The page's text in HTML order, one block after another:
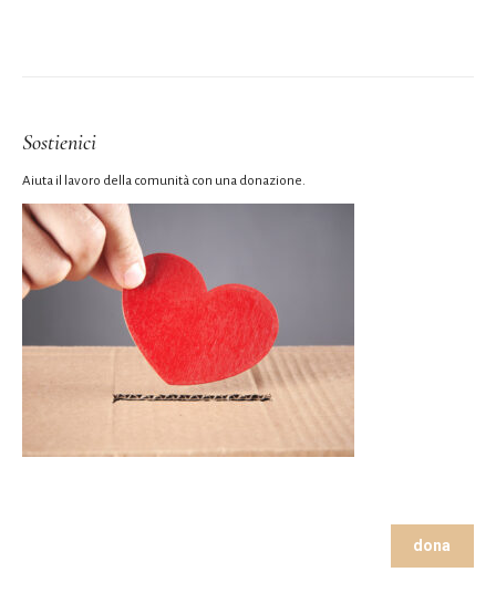
Sostienici
Aiuta il lavoro della comunità con una donazione.
dona